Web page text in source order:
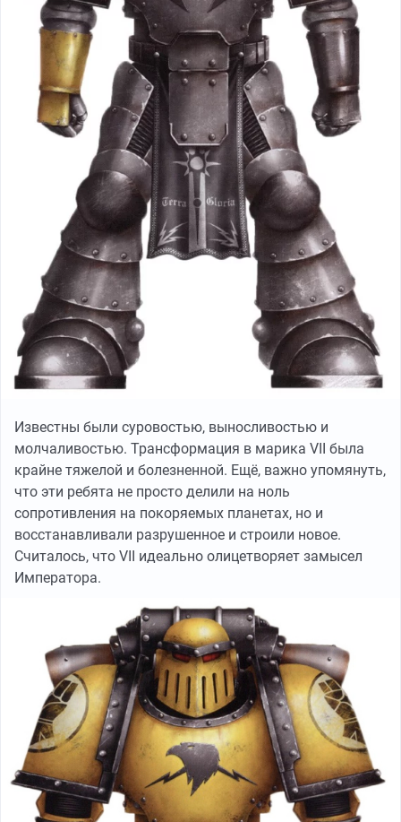
Известны были суровостью, выносливостью и
молчаливостью. Трансформация в марика VII была
крайне тяжелой и болезненной. Ещё, важно упомянуть,
что эти ребята не просто делили на ноль
сопротивления на покоряемых планетах, но и
восстанавливали разрушенное и строили новое.
Считалось, что VII идеально олицетворяет замысел
Императора.